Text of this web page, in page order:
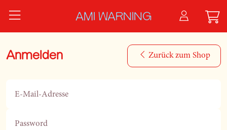
AMI WARNING
Anmelden Zurück zum Shop
E-Mail-Adresse
Password